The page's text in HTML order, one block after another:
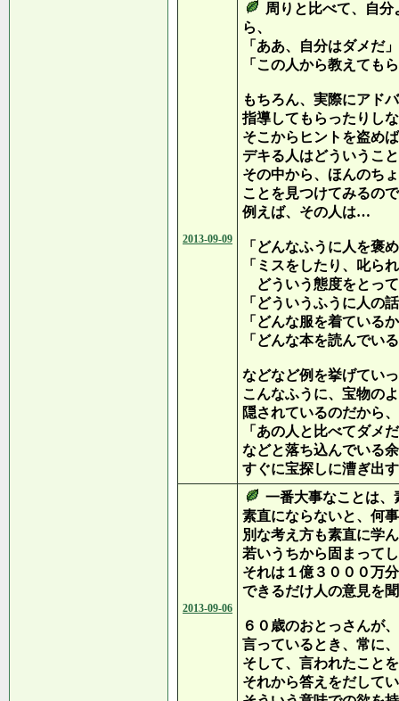
2013-09-09
周りと比べて、自
ら、
「ああ、自分はダメだ
「この人から教えても
もちろん、実際にアド
指導してもらったりし
そこからヒントを盗め
デキる人はどういうこ
その中から、ほんのち
ことを見つけてみるの
例えば、その人は…
「どんなふうに人を褒
「ミスをしたり、叱ら
どういう態度をとっ
「どういうふうに人の
「どんな服を着ている
「どんな本を読んでい
などなど例を挙げてい
こんなふうに、宝物の
隠されているのだから、
「あの人と比べてダメ
などと落ち込んでいる
すぐに宝探しに漕ぎ出
2013-09-06
一番大事なことは、
素直にならないと、何
別な考え方も素直に学
若いうちから固まって
それは１億３０００万
できるだけ人の意見を
６０歳のおとっさんが
言っているとき、常に
そして、言われたこと
それから答えをだして